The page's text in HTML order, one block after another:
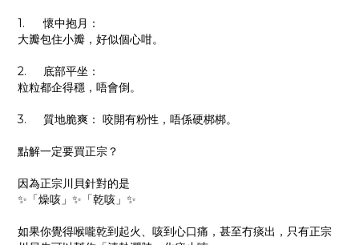
1.
懷中抱月：
大瓣包住小瓣，好似個心咁。
2.
底部平坐：
粒粒都企得穩，唔會倒。
3. 質地脆爽： 咬開有粉性，唔係硬梆梆。
點解一定要買正宗？
因為正宗川貝針對的是
✨「燥咳」✨「乾咳」✨
如果你覺得喉嚨乾到起火、咳到心口痛，甚至冇痰出，只有正宗